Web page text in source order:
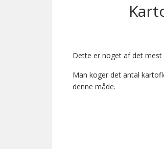
Dette er noget af det
Man koger det antal
denne måde.